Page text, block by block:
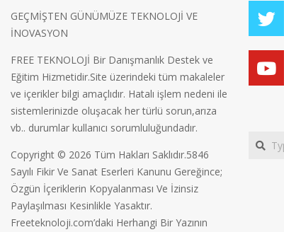
GEÇMİŞTEN GÜNÜMÜZE TEKNOLOJİ VE
İNOVASYON
FREE TEKNOLOJİ Bir Danışmanlık Destek ve
Eğitim Hizmetidir.Site üzerindeki tüm makaleler
ve içerikler bilgi amaçlıdır. Hatalı işlem nedeni ile
sistemlerinizde oluşacak her türlü sorun,arıza
vb.. durumlar kullanıcı sorumluluğundadır.
Copyright © 2026 Tüm Hakları Saklıdır.5846
Sayılı Fikir Ve Sanat Eserleri Kanunu Gereğince;
Özgün İçeriklerin Kopyalanması Ve İzinsiz
Paylaşılması Kesinlikle Yasaktır.
Freeteknoloji.com’daki Herhangi Bir Yazının
Search